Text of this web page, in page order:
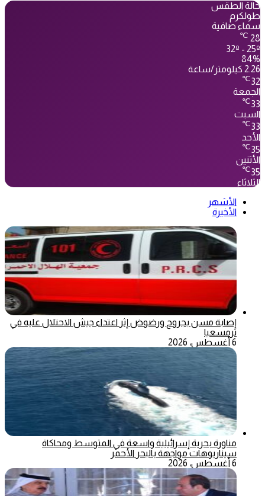
حالة الطقس
طولكرم
سماء صافية
28
℃
32º - 25º
84%
2.26 كيلومتر/ساعة
32
℃
الجمعة
33
℃
السبت
33
℃
الأحد
35
℃
الأثنين
35
℃
الثلاثاء
الأشهر
الأخيرة
إصابة مسن بجروح ورضوض إثر اعتداء جيش الاحتلال عليه في
ترمسعيا
6 أغسطس، 2026
مناورة بحرية إسرائيلية واسعة في المتوسط ومحاكاة
سيناريوهات مواجهة بالبحر الأحمر
6 أغسطس، 2026